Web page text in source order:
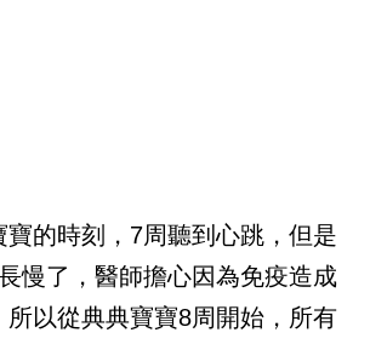
的時刻， 7周聽到心跳，但是
慢了，醫師擔心因為免疫造成
所以從典典寶寶8周開始，所有